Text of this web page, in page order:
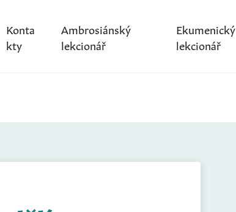
Konta
kty
Ambrosiánský
lekcionář
Ekumenický
lekcionář